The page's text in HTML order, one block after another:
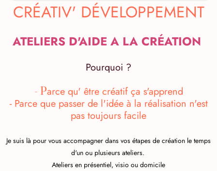
CRÉATIV' DÉVELOPPEMENT
ATELIERS D'AIDE A LA CRÉATION
Pourquoi ?
- Parce qu' être créatif ça s'apprend
- Parce que passer de l'idée à la réalisation n'est
pas toujours facile
Je suis là pour vous accompagner dans vos étapes de création le temps
d'un ou plusieurs ateliers.
Ateliers en présentiel, visio ou domicile